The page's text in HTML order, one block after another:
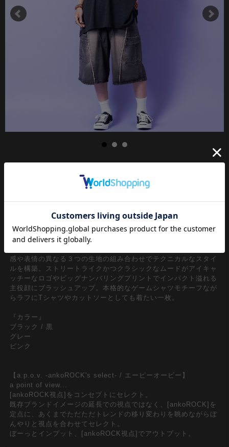
Y2K、90ｓや古着コーデにさらりとスポーツミックスしたい本命
中の本命のフットボールシャツ/ユニフォームは絶対に押さえて
おきたい一枚。ダボっとラフにストリートな感覚でとりいれられ
ユニセックスで着用出来る一品。
胸上部からショルダーにかけてのシャイニーなサテン調ポリ素
感や表情の異なる３つの生地の組み合わせでテクニカルなスタイ
ルを構築。ストリートライクかつクラシックなムードがアイキャ
ッチーなロゴやビッグナンバリングプリントでインパクト溢れる
主役顔にブラッシュアップ。本格的なゲームシャツモチーフなが
らラフにTシャツやカットソーとしても着たい一枚。
『カラー』
ブラック / 黒
グレー
ピンク
【a.p.o.v. -ankoROCK's select- / エーピーオービー】
a point of view...
[ankoROCK視点]をコンセプトにセレクト。
既存ブランドイメージの延長での視点ではなく、[ankoROCK]を
定点に、あくまでただただトレンドの移り変わりを眺めながらぼ
んやりと視点を合わせてセレクト。
ぼーっとインプット、[ankoROCK視点]でアウトプット。